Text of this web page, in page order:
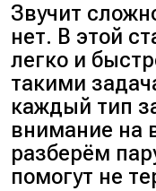
Звучит
нет. В этой
легко и
такими
каждый тип
внимание на
разберём
помогут не